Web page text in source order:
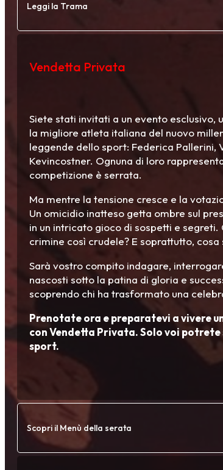
Leggi la Trama
Vendetta Privata
Siete stati invitati a un evento esclusivo,
la migliore atleta italiana del nuovo
leggende dello sport: Federica Pallerini,
Kevincostner. Ognuna di loro
competizione è serrata.
Ma mentre la tensione cresce e la
Un omicidio inatteso getta ombre sul
in un intricato gioco di sospetti e
crimine così crudele? E soprattutto,
Sarà vostro compito indagare,
nascosti sotto la patina di gloria e
scoprendo chi ha trasformato una
Prenotate ora e preparatevi a vivere
con Vendetta Privata. Solo voi potrete
sport.
Scopri il Menù della serata